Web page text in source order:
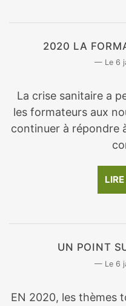
2020 LA
6
La crise sanitaire a
les formateurs aux
continuer à répondre
UN POINT
6
EN 2020, les thèmes